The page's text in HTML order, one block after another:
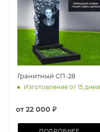
Гранитный СП-28
Изготовление от 15 дней
от22 000 ₽